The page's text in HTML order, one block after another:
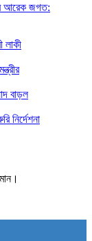
আরেক জগত:
লাকী
বাড়ল
নির্দেশনা